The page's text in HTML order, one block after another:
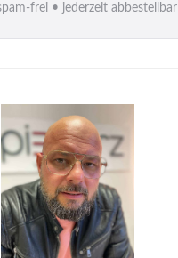
l
*
frei • jederzeit abbestellbar